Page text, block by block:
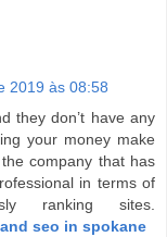
2019 às 08:58
they don’t have any
your money make
company that has
in terms of
ranking sites.
seo in spokane